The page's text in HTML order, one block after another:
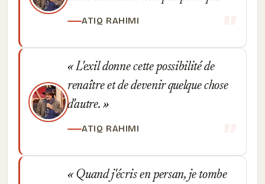
ATIQ RAHIMI
L'exil donne cette possibilité de
renaître et de devenir quelque chose
d'autre.
ATIQ RAHIMI
Quand j'écris en persan, je tombe